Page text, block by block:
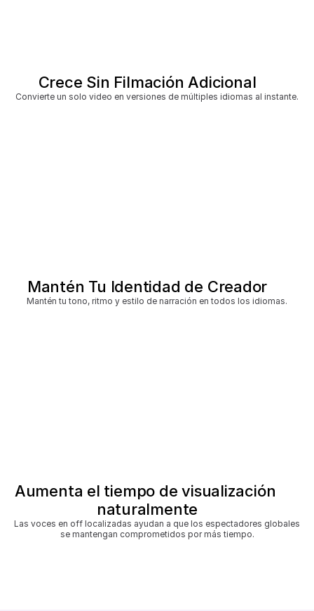
Crece Sin Filmación Adicional
Convierte un solo video en versiones de múltiples idiomas al instante.
Mantén Tu Identidad de Creador
Mantén tu tono, ritmo y estilo de narración en todos los idiomas.
Aumenta el tiempo de visualización
naturalmente
Las voces en off localizadas ayudan a que los espectadores globales
se mantengan comprometidos por más tiempo.